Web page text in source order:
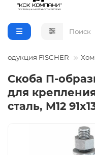
FISCHER
Скоба П-
для
сталь, M12